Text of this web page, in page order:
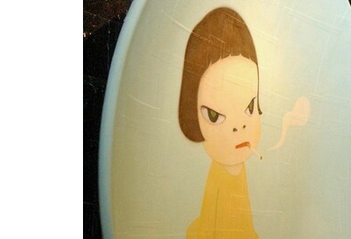
パワースポット
まつり・イベント
おみやげ・特産
アウトドア・レジャー